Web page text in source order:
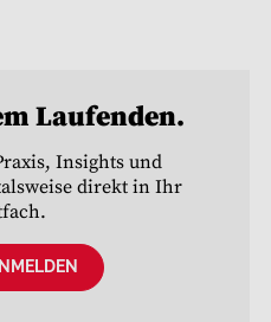
Laufenden.
Insights und
direkt in Ihr